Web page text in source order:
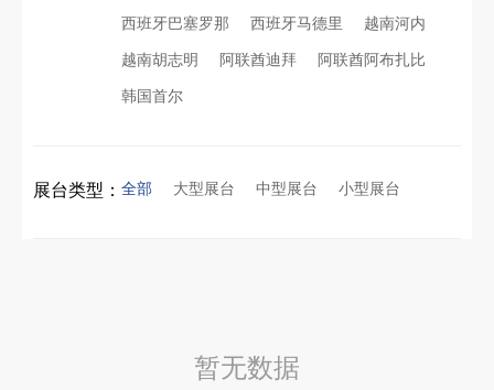
西班牙巴塞罗那 西班牙马德里 越南河内
越南胡志明 阿联酋迪拜 阿联酋阿布扎比
韩国首尔
展台类型： 全部 大型展台 中型展台 小型展台
暂无数据